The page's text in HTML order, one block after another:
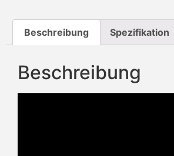
Beschreibung Spezifikation
Beschreibung